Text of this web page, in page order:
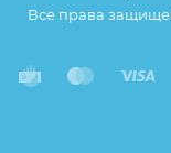
Все права